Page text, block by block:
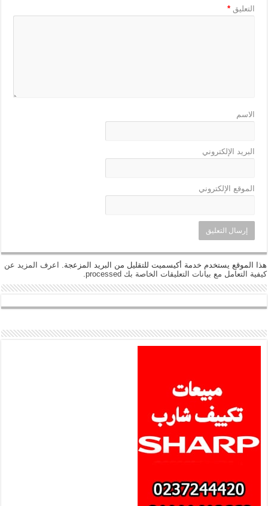
التعليق*
الاسم
البريد الإلكتروني
الموقع الإلكتروني
هذا الموقع يستخدم خدمة أكيسميت للتقليل من البريد المزعجة.
اعرف المزيد عن
كيفية التعامل مع بيانات التعليقات الخاصة بك processed
.